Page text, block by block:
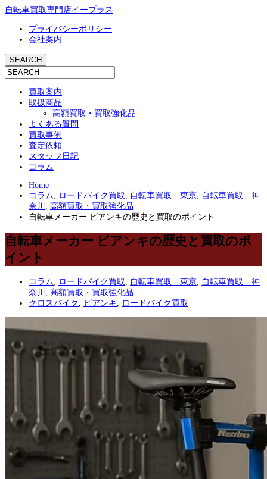
自転車買取専門店イープラス
プライバシーポリシー
会社案内
買取案内
取扱商品
高額買取・買取強化品
よくある質問
買取事例
査定依頼
スタッフ日記
コラム
Home
コラム, ロードバイク買取 , 自転車買取 東京, 自転車買取 神
奈川 , 高額買取・買取強化品
自転車メーカー ビアンキの歴史と買取のポイント
自転車メーカー ビアンキの歴史と買取のポ
イント
コラム ロードバイク買取 自転車買取 東京
自転車買取 神
奈川
高額買取・買取強化品
クロスバイク
ビアンキ ロードバイク買取